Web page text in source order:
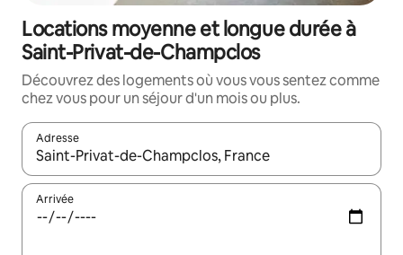
Locations moyenne et longue durée à
Saint-Privat-de-Champclos
Découvrez des logements où vous vous sentez comme
chez vous pour un séjour d'un mois ou plus.
Adresse
Lorsque les résultats s'affichent, utilisez les flèches vers le
Arrivée